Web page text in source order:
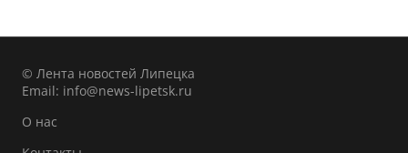
© Лента новостей Липецка
Email: info@news-lipetsk.ru
О нас